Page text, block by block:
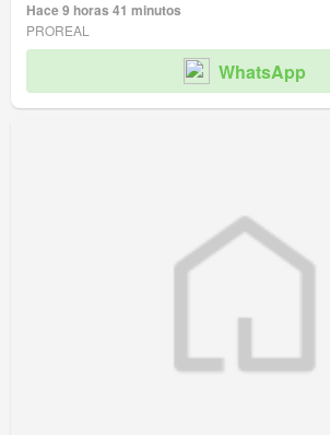
Hace 9 horas 41 minutos
PROREAL
WhatsApp